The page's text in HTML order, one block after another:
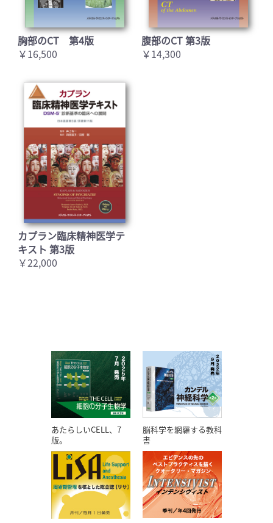
胸部のCT 第4版
￥16,500
腹部のCT 第3版
￥14,300
カプラン臨床精神医学テ
キスト 第3版
￥22,000
あたらしいCELL、7
版。
脳科学を網羅する教科
書